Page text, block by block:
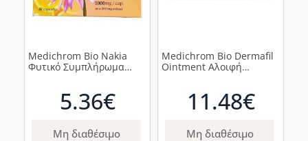
Medichrom Bio Nakia
Φυτικό Συμπλήρωμα
5.36€
Μη διαθέσιμο
Medichrom Bio Dermafil
Ointment Αλοιφή
11.48€
Μη διαθέσιμο